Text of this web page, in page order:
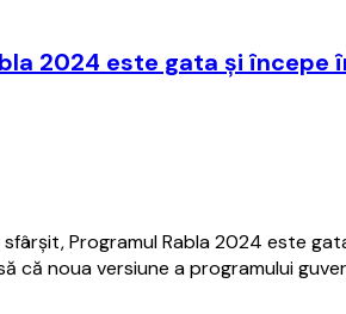
2024 este gata şi începe
Programul Rabla 2024 este
că noua versiune a programului